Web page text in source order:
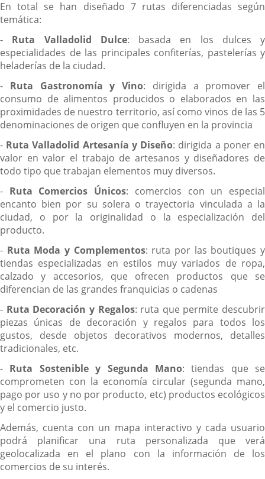
En total se han diseñado 7 rutas diferenciadas según
temática:
- Ruta Valladolid Dulce: basada en los dulces y
especialidades de las principales confiterías, pastelerías y
heladerías de la ciudad.
- Ruta Gastronomía y Vino: dirigida a promover el
consumo de alimentos producidos o elaborados en las
proximidades de nuestro territorio, así como vinos de las 5
denominaciones de origen que confluyen en la provincia
- Ruta Valladolid Artesanía y Diseño: dirigida a poner en
valor en valor el trabajo de artesanos y diseñadores de
todo tipo que trabajan elementos muy diversos.
- Ruta Comercios Únicos: comercios con un especial
encanto bien por su solera o trayectoria vinculada a la
ciudad, o por la originalidad o la especialización del
producto.
- Ruta Moda y Complementos: ruta por las boutiques y
tiendas especializadas en estilos muy variados de ropa,
calzado y accesorios, que ofrecen productos que se
diferencian de las grandes franquicias o cadenas
- Ruta Decoración y Regalos: ruta que permite descubrir
piezas únicas de decoración y regalos para todos los
gustos, desde objetos decorativos modernos, detalles
tradicionales, etc.
- Ruta Sostenible y Segunda Mano: tiendas que se
comprometen con la economía circular (segunda mano,
pago por uso y no por producto, etc) productos ecológicos
y el comercio justo.
Además, cuenta con un mapa interactivo y cada usuario
podrá planificar una ruta personalizada que verá
geolocalizada en el plano con la información de los
comercios de su interés.